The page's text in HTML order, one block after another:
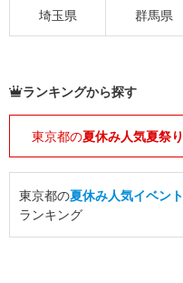
埼玉県 群馬県
ランキングから探す
東京都の夏休み人気夏祭り
東京都の夏休み人気イベント
ランキング